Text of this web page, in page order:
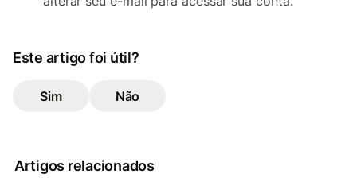
Este artigo foi útil?
Sim Não
Artigos relacionados